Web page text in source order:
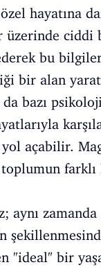
hayatına
ciddi
bu
bir alan
da bazı
açabilir.
aynı
bir